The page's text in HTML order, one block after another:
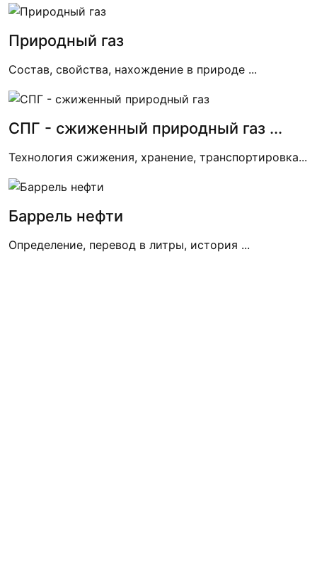
Природный газ
Состав, свойства, нахождение в природе ...
СПГ - сжиженный природный газ ...
Технология сжижения, хранение, транспортировка...
Баррель нефти
Определение, перевод в литры, история ...